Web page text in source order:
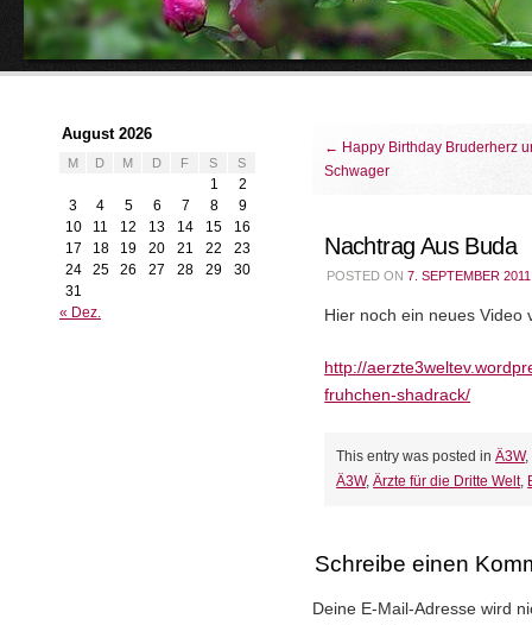
← Happy Birthday Bruderherz
Schwager
Nachtrag Aus Buda
POSTED ON 7. SEPTEMBER 2011
Hier noch ein neues Video
http://
fruhchen-shadrack/
This entry was posted inÄ3W,
Ä3W,Ärzte für die Dritte Welt,
Schreibe einen
Deine E-Mail-Adresse wird
August 2026
M D M D F S S
1
2
3
4 5 6 7 8
9
10
11 12 13 14 15
16
17
18 19 20 21 22
23
24
25 26 27 28 29
30
31
« Dez.